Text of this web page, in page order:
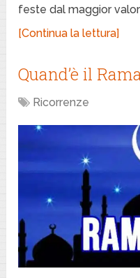
feste dal maggior
[Continua la lettura]
Quand’è il
Ricorrenze